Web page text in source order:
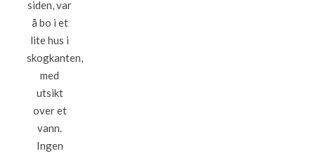
siden, var
å bo i et
lite hus i
skogkanten,
med
utsikt
over et
vann.
Ingen